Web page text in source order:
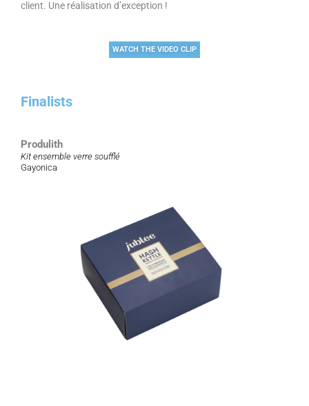
client. Une réalisation d’exception !
WATCH THE VIDEO CLIP
Finalists
Produlith
Kit ensemble verre soufflé
Gayonica